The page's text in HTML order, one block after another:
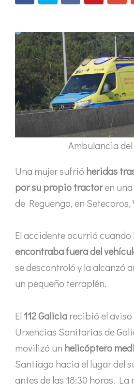
Ambulancia del
Una mujer sufrió heridas
por su propio tractoren una
de Reguengo, en Setecoros,
El accidente ocurrió
encontraba fuera del
se descontroló y la alcanzó
un pequeño terraplén.
El112 Galiciarecibió el aviso
Urxencias Sanitarias de
movilizó un helicóptero
Santiago hacia el lugar del
antes de las 18:30 horas. La